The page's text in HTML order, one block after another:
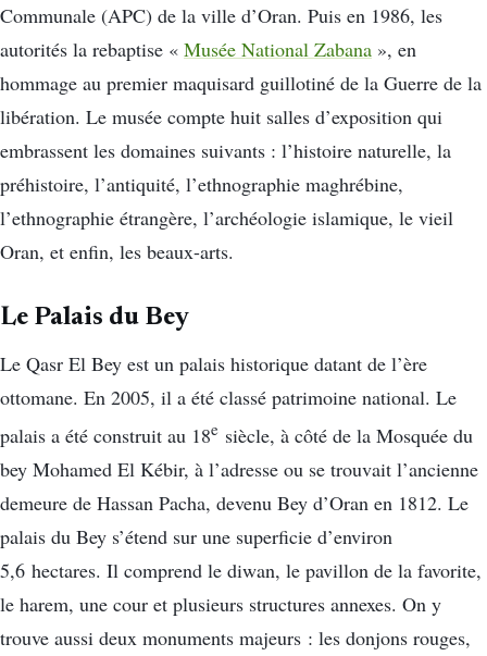
Communale (APC) de la ville d’Oran. Puis en 1986, les
autorités la rebaptise « Musée National Zabana », en
hommage au premier maquisard guillotiné de la Guerre de la
libération. Le musée compte huit salles d’exposition qui
embrassent les domaines suivants : l’histoire naturelle, la
préhistoire, l’antiquité, l’ethnographie maghrébine,
l’ethnographie étrangère, l’archéologie islamique, le vieil
Oran, et enfin, les beaux-arts.
Le Palais du Bey
Le Qasr El Bey est un palais historique datant de l’ère
ottomane. En 2005, il a été classé patrimoine national. Le
palais a été construit au 18e siècle, à côté de la Mosquée du
bey Mohamed El Kébir, à l’adresse ou se trouvait l’ancienne
demeure de Hassan Pacha, devenu Bey d’Oran en 1812. Le
palais du Bey s’étend sur une superficie d’environ
5,6 hectares. Il comprend le diwan, le pavillon de la favorite,
le harem, une cour et plusieurs structures annexes. On y
trouve aussi deux monuments majeurs : les donjons rouges,